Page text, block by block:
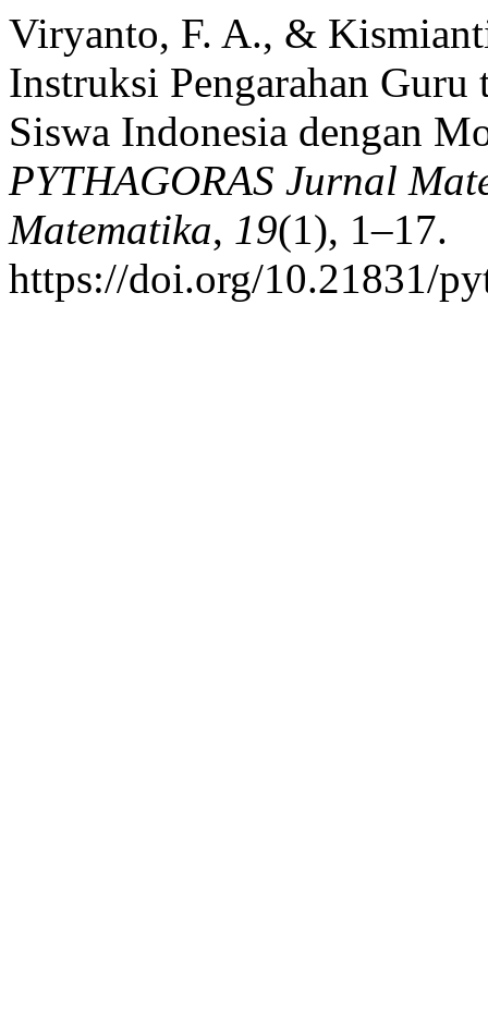
Viryanto, F. A., &
Instruksi Pengarahan Guru
Siswa Indonesia dengan
PYTHAGORAS Jurnal
Matematika, 19(1), 1–17.
https://doi.org/10.21831/